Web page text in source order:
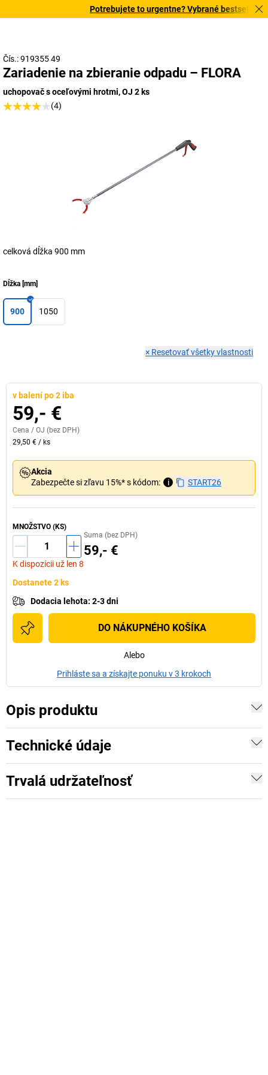
Potrebujete to urgentne? Vybrané bestsellery
Čís.: 919355 49
Zariadenie na zbieranie odpadu – FLORA
uchopovač s oceľovými hrotmi, OJ 2 ks
(4)
celková dĺžka 900 mm
Dĺžka [mm]
900 1050
× Resetovať všetky vlastnosti
v balení po 2 iba
59,- €
Cena / OJ (bez DPH)
29,50 € / ks
Akcia
Zabezpečte si zľavu 15%* s kódom:
i START26
MNOŽSTVO (KS)
K dispozícii už len 8
Suma (bez DPH)
59,- €
Dostanete 2 ks
Dodacia lehota: 2-3 dni
DO NÁKUPNÉHO KOŠÍKA
Alebo
Prihláste sa a získajte ponuku v 3 krokoch
Opis produktu
Technické údaje
Trvalá udržateľnosť